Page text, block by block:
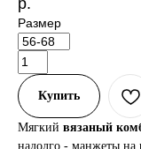
р.
Размер
Купить
Мягкий вязаный
надолго - манжеты на